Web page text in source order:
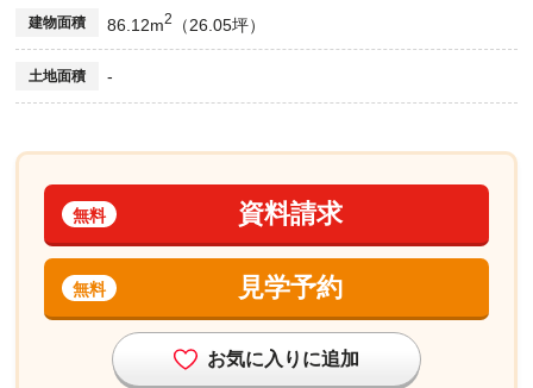
建物面積 86.12m2 （26.05坪）
土地面積 -
資料請求
無料
見学予約
無料
お気に入りに追加